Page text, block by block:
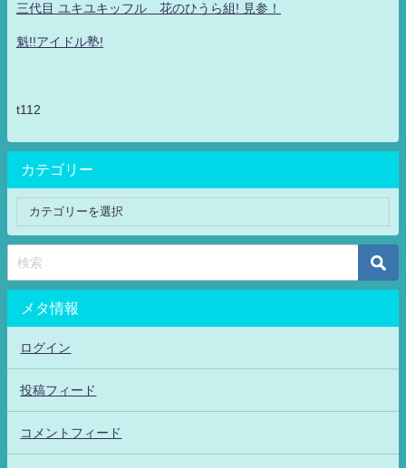
三代目 ユキユキッフル 花のひうら組! 見参！
魁!!アイドル塾!
t112
カテゴリー
メタ情報
ログイン
投稿フィード
コメントフィード